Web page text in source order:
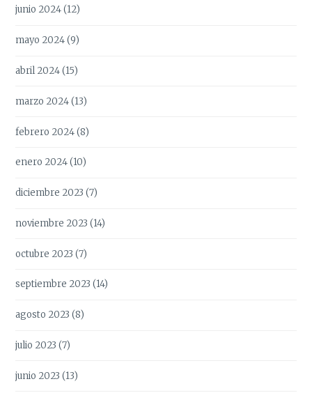
junio 2024(12)
mayo 2024(9)
abril 2024(15)
marzo 2024(13)
febrero 2024(8)
enero 2024(10)
diciembre 2023 (7)
noviembre 2023 (14)
octubre 2023 (7)
septiembre 2023 (14)
agosto 2023 (8)
julio 2023 (7)
junio 2023 (13)